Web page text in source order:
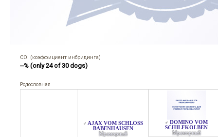
COI (коэффициент инбридинга)
--% (only 24 of 30 dogs)
Родословная
♂ AJAX VOM SCHLOSS B
ABENHAUSEN
Мраморный
♂ DOMINO VOM
SCHILFKOLBEN
Мраморный